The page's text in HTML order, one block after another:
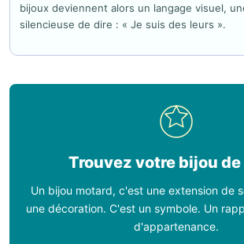
bijoux deviennent alors un langage visuel,
silencieuse de dire : « Je suis des leurs ».
Trouvez votre bijou
Un bijou motard, c'est une extension de
une décoration. C'est un symbole. Un
d'appartenance.